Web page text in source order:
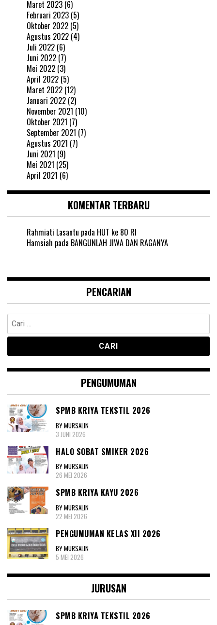
Maret 2023 (6)
Februari 2023 (5)
Oktober 2022 (5)
Agustus 2022 (4)
Juli 2022 (6)
Juni 2022 (7)
Mei 2022 (3)
April 2022 (5)
Maret 2022 (12)
Januari 2022 (2)
November 2021 (10)
Oktober 2021 (7)
September 2021 (7)
Agustus 2021 (7)
Juni 2021 (9)
Mei 2021 (25)
April 2021 (6)
KOMENTAR TERBARU
Rahmiati Lasantu pada HUT ke 80 RI
Hamsiah pada BANGUNLAH JIWA DAN RAGANYA
PENCARIAN
Cari
untuk:
PENGUMUMAN
SPMB KRIYA TEKSTIL 2026
BY MURSALIN
3 JUNI 2026
HALO SOBAT SMIKER 2026
BY MURSALIN
26 MEI 2026
SPMB KRIYA KAYU 2026
BY MURSALIN
22 MEI 2026
PENGUMUMAN KELAS XII 2026
BY MURSALIN
5 MEI 2026
JURUSAN
SPMB KRIYA TEKSTIL 2026